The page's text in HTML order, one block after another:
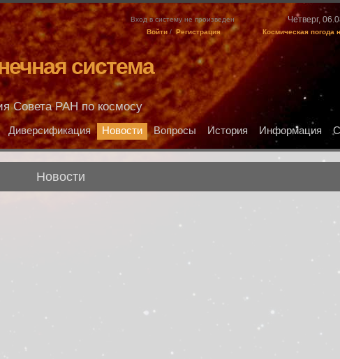
Четверг,
Космическая погода
Вход в систему не произведен
Войти / Регистрация
система
Совета РАН по космосу
Диверсификация Новости Вопросы История Информация
Новости